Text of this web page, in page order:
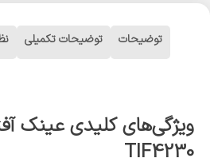
توضیحات توضیحات تکمیلی
ویژگی‌های کلیدی عینک
TIF4230